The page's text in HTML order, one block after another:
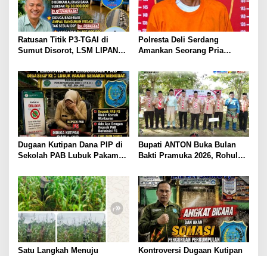
s
Ratusan Titik P3-TGAI di
Sumut Disorot, LSM LIPAN
Dugaan Ketidaksesuaian
Pembangunan Irigasi
Polresta Deli Serdang
Amankan Seorang Pria
Tindak Pidana Kekerasan
Seksual terhadap
Penyandang Disabilitas
Dugaan Kutipan Dana PIP di
Sekolah PAB Lubuk Pakam
Sumut Siapkan Somasi
Bupati ANTON Buka Bulan
Bakti Pramuka 2026, Rohul
Nasional ke Cibubur.
Satu Langkah Menuju
Kontroversi Dugaan Kutipan